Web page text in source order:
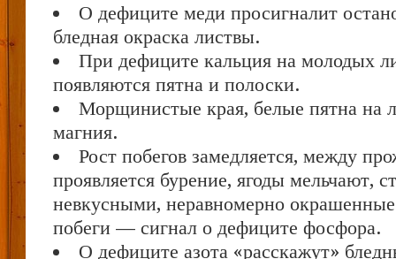
О дефиците меди просигналит
бледная окраска листвы.
При дефиците кальция на молодых
появляются пятна и полоски.
Морщинистые края, белые пятна на
магния.
Рост побегов замедляется, между
проявляется бурение, ягоды мельчают,
невкусными, неравномерно
побеги — сигнал о дефиците фосфора.
О дефиците азота «расскажут»